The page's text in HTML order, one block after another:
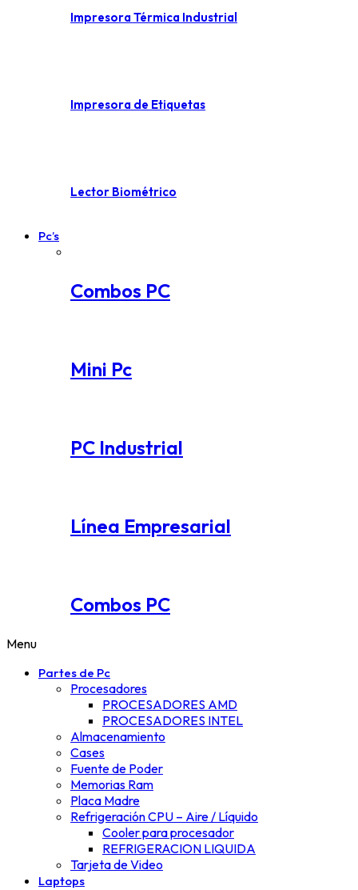
Impresora Térmica Industrial
Impresora de Etiquetas
Lector Biométrico
Pc’s
Combos PC
Mini Pc
PC Industrial
Línea Empresarial
Combos PC
Menu
Partes de Pc
Procesadores
PROCESADORES AMD
PROCESADORES INTEL
Almacenamiento
Cases
Fuente de Poder
Memorias Ram
Placa Madre
Refrigeración CPU – Aire / Líquido
Cooler para procesador
REFRIGERACION LIQUIDA
Tarjeta de Video
Laptops